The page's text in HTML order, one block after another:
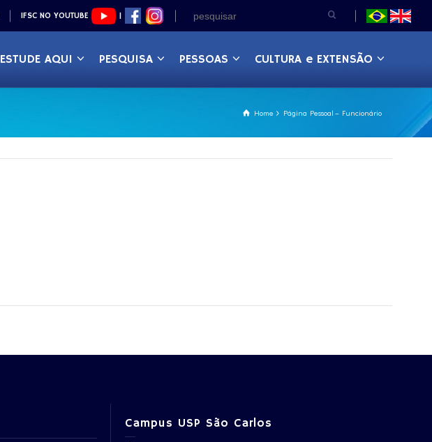
IFSC NO YOUTUBE |
ESTUDE AQUI PESQUISA PESSOAS CULTURA e EXTENSÃO
Home Página Pessoal – Funcionário
Campus USP São Carlos